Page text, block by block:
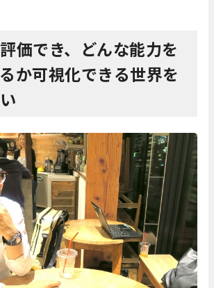
価でき、どんな能力を
か可視化できる世界を